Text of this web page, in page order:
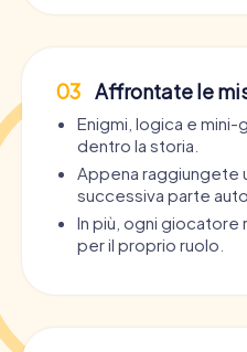
03 Affrontate le
Enigmi, logica e mini-
dentro la storia.
Appena raggiungete
successiva parte
In più, ogni
per il proprio ruolo.